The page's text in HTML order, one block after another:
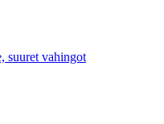
suuret vahingot